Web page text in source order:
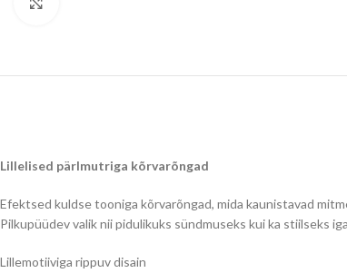
Lillelised pärlmutriga kõrvarõngad
Efektsed kuldse tooniga kõrvarõngad, mida kaunistavad
Pilkupüüdev valik nii pidulikuks sündmuseks kui ka stiilseks
Lillemotiiviga rippuv disain